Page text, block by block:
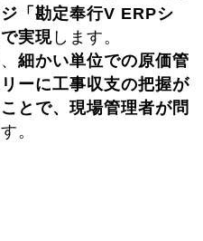
「勘定奉行V ERPシ
実現 します。
細かい単位での原価管
ーに工事収支の把握が
とで、現場管理者が問
。